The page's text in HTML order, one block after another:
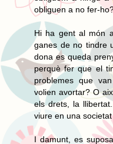
obliguen a no fer-
Hi ha gent al món
ganes de no tindre
dona es queda
perquè fer que el
problemes que
volien avortar? O
els drets, la
viure en una societat
I damunt, es